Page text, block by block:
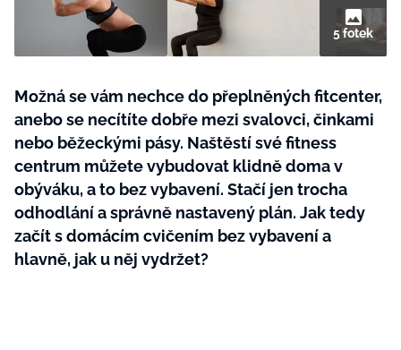
5 fotek
Možná se vám nechce do přeplněných fitcenter,
anebo se necítíte dobře mezi svalovci, činkami
nebo běžeckými pásy. Naštěstí své fitness
centrum můžete vybudovat klidně doma v
obýváku, a to bez vybavení. Stačí jen trocha
odhodlání a správně nastavený plán. Jak tedy
začít s domácím cvičením bez vybavení a
hlavně, jak u něj vydržet?